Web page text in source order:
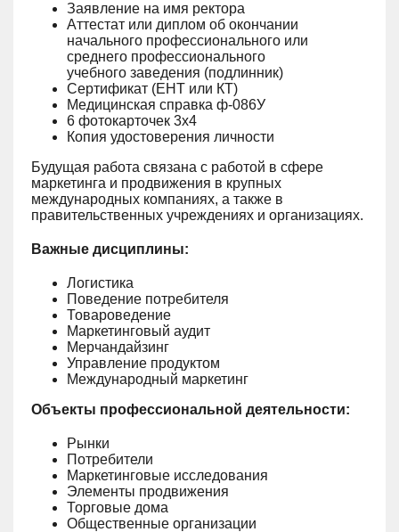
Заявление на имя ректора
Аттестат или диплом об окончании
начального профессионального или
среднего профессионального
учебного заведения (подлинник)
Сертификат (ЕНТ или КТ)
Медицинская справка ф-086У
6 фотокарточек 3х4
Копия удостоверения личности
Будущая работа связана с работой в сфере
маркетинга и продвижения в крупных
международных компаниях, а также в
правительственных учреждениях и организациях.
Важные дисциплины:
Логистика
Поведение потребителя
Товароведение
Маркетинговый аудит
Мерчандайзинг
Управление продуктом
Международный маркетинг
Объекты профессиональной деятельности:
Рынки
Потребители
Маркетинговые исследования
Элементы продвижения
Торговые дома
Общественные организации